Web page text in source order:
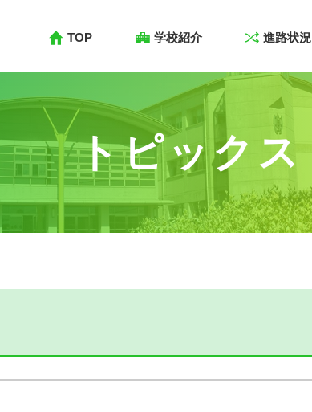
TOP 学校紹介 進路状況
トピックス